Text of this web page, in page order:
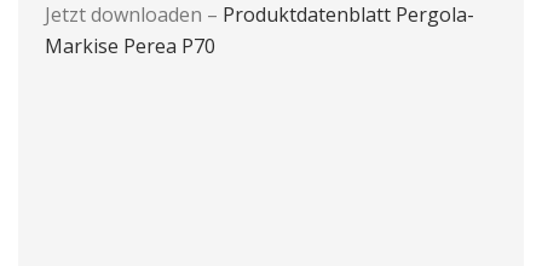
Jetzt downloaden – Produktdatenblatt Pergola-
Markise Perea P70